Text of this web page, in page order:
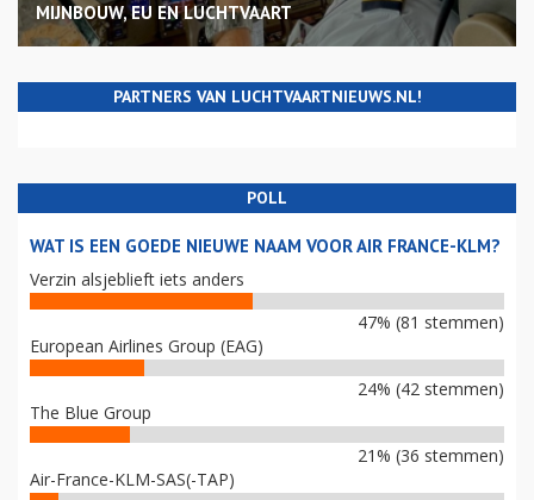
MIJNBOUW, EU EN LUCHTVAART
PARTNERS VAN LUCHTVAARTNIEUWS.NL!
POLL
WAT IS EEN GOEDE NIEUWE NAAM VOOR AIR FRANCE-KLM?
Verzin alsjeblieft iets anders
47% (81 stemmen)
European Airlines Group (EAG)
24% (42 stemmen)
The Blue Group
21% (36 stemmen)
Air-France-KLM-SAS(-TAP)